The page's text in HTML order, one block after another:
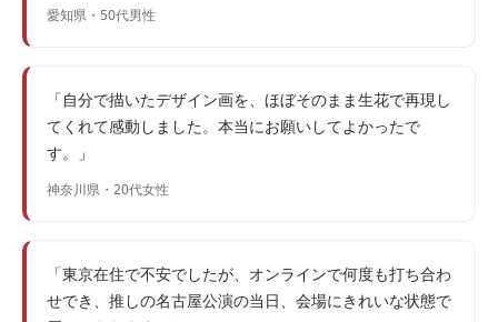
愛知県・50代男性
「自分で描いたデザイン画を、ほぼそのまま生花で再現し
てくれて感動しました。本当にお願いしてよかったで
す。」
神奈川県・20代女性
「東京在住で不安でしたが、オンラインで何度も打ち合わ
せでき、推しの名古屋公演の当日、会場にきれいな状態で